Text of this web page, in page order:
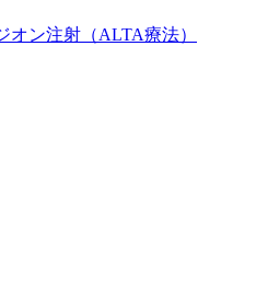
オン注射（ALTA療法）